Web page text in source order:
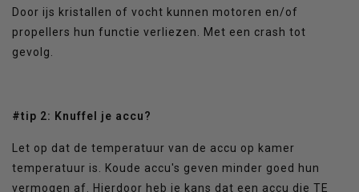
Door ijs kristallen of vocht kunnen motoren en/of
propellers hun functie verliezen. Met een crash tot
gevolg.
#tip 2: Knuffel je accu?
Let op dat de temperatuur van de accu op kamer
temperatuur is. Koude accu's geven minder goed hun
vermogen af. Hierdoor heb je kans dat een accu die TE